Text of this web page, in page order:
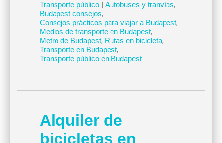
Transporte público| Autobuses y tranvías,
Budapest consejos,
Consejos prácticos para viajar a Budapest,
Medios de transporte en Budapest,
Metro de Budapest, Rutas en bicicleta,
Transporte en Budapest,
Transporte público en Budapest
Alquiler de
bicicletas en